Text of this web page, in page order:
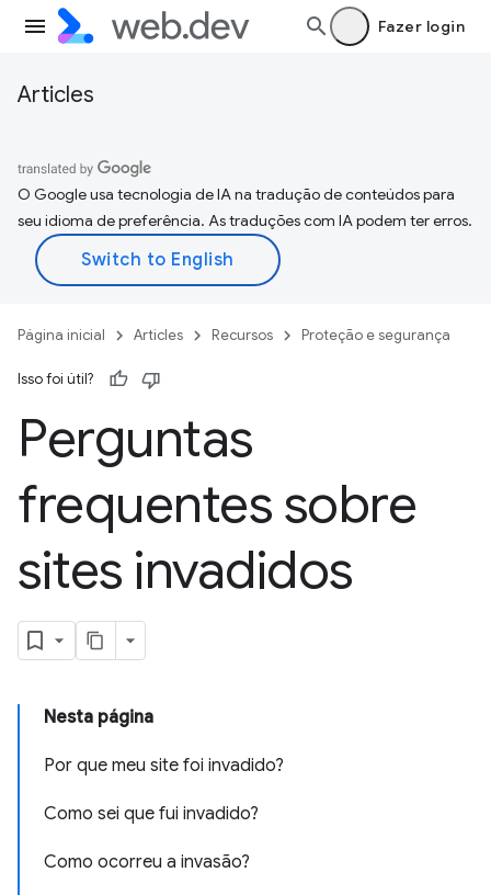
Fazer login
Articles
O Google usa tecnologia de IA na tradução de conteúdos para
seu idioma de preferência. As traduções com IA podem ter erros.
Página inicial Articles Recursos Proteção e segurança
Isso foi útil?
Perguntas
frequentes sobre
sites invadidos
Nesta página
Por que meu site foi invadido?
Como sei que fui invadido?
Como ocorreu a invasão?